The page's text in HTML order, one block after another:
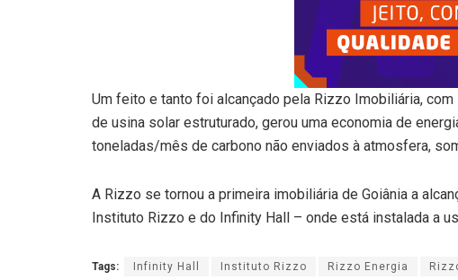
Um feito e tanto foi alcançado pela Rizzo Imobiliária,
de usina solar estruturado, gerou uma economia de
toneladas/mês de carbono não enviados à atmosfera,
A Rizzo se tornou a primeira imobiliária de Goiânia a
Instituto Rizzo e do Infinity Hall – onde está instalada a
Tags: Infinity Hall Instituto Rizzo Rizzo Energia